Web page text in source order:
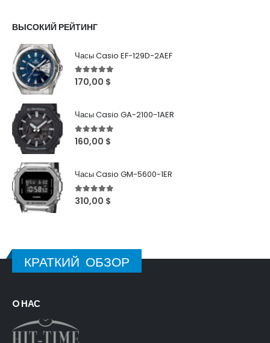
ВЫСОКИЙ РЕЙТИНГ
Часы Casio EF-129D-2AEF
5out of 5
170,00 $
Часы Casio GA-2100-1AER
5out of 5
160,00 $
Часы Casio GM-5600-1ER
5out of 5
310,00 $
КРАТКИЙ ОБЗОР
O НАС